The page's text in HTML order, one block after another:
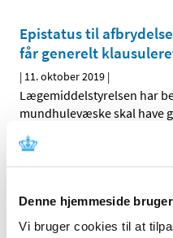
Denne hjemmeside
Vi bruger cookies til at
Epistatus til
får generelt
| 11. oktober 2019 |
Lægemiddelstyrelsen har
mundhulevæske skal have
Lægemiddelstyrelsen
|11. oktober 2019|
Hvorfor kan man opleve at